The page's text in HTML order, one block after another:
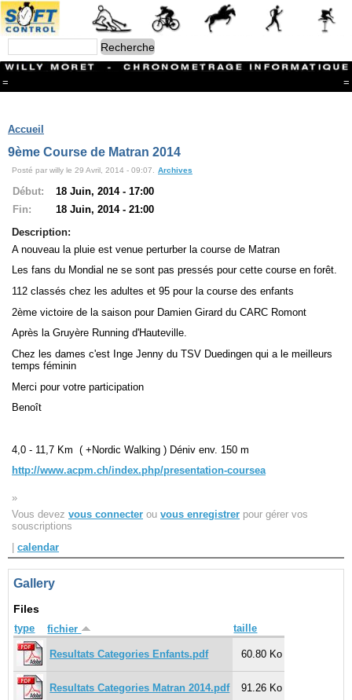
= =
Branches
CONTACT
Ski ALPIN
Triathlon
Ski Nordique
Courses à pieds
VTT
Athlétisme
Slalom In-Line
Caisse à savon
Coupe "Journal La Gruyère"
Marche
Archives
recherche
Ouverture de session
Créer un nouveau compte
Accueil
9ème Course de Matran 2014
Posté par willy le 29 Avril, 2014 - 09:07. Archives
Début:
18 Juin, 2014 - 17:00
Fin:
18 Juin, 2014 - 21:00
Description:
A nouveau la pluie est venue perturber la course de Matran
Les fans du Mondial ne se sont pas pressés pour cette course en forêt.
112 classés chez les adultes et 95 pour la course des enfants
2ème victoire de la saison pour Damien Girard du CARC Romont
Après la Gruyère Running d'Hauteville.
Chez les dames c'est Inge Jenny du TSV Duedingen qui a le meilleurs
temps féminin
Merci pour votre participation
Benoît
4,0 - 11,7 Km ( +Nordic Walking ) Déniv env. 150 m
http://www.acpm.ch/index.php/presentation-coursea
»
Vous devez vous connecter ou vous enregistrer pour gérer vos
souscriptions
calendar
Gallery
Files
type fichier taille
Resultats Categories Enfants.pdf 60.80 Ko
Resultats Categories Matran 2014.pdf 91.26 Ko